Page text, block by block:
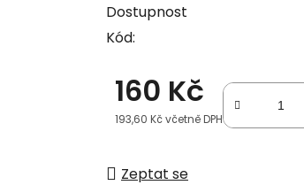
Dostupnost
Kód:
160 Kč
193,60 Kč včetně DPH
Zeptat se